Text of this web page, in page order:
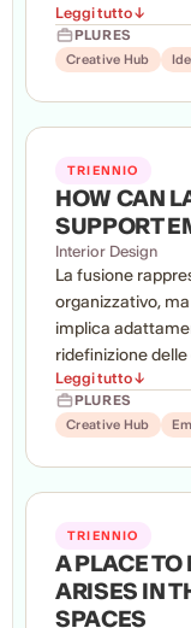
design risponde
di Plures in un
innovativo.
Leggi tutto ↓
PLURES
Creative Hub
TRIENNIO
HOW CAN
SUPPORT
Interior Design
La fusione
organizzativo,
implica
ridefinizione
riconsidera
capace di
design dello
Leggi tutto ↓
PLURES
Creative Hub
TRIENNIO
A PLACE TO
ARISES IN
SPACES